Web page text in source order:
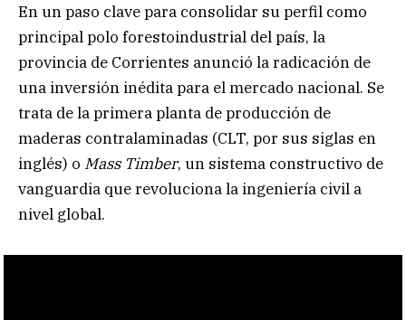
En un paso clave para consolidar su perfil como
principal polo forestoindustrial del país, la
provincia de Corrientes anunció la radicación de
una inversión inédita para el mercado nacional. Se
trata de la primera planta de producción de
maderas contralaminadas (CLT, por sus siglas en
inglés) o Mass Timber, un sistema constructivo de
vanguardia que revoluciona la ingeniería civil a
nivel global.